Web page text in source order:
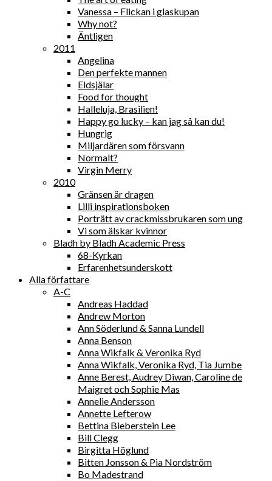
Vanessa – Flickan i glaskupan
Why not?
Äntligen
2011
Angelina
Den perfekte mannen
Eldsjälar
Food for thought
Halleluja, Brasilien!
Happy go lucky – kan jag så kan du!
Hungrig
Miljardären som försvann
Normalt?
Virgin Merry
2010
Gränsen är dragen
Lilli inspirationsboken
Porträtt av crackmissbrukaren som ung
Vi som älskar kvinnor
Bladh by Bladh Academic Press
68-Kyrkan
Erfarenhetsunderskott
Alla författare
A-C
Andreas Haddad
Andrew Morton
Ann Söderlund & Sanna Lundell
Anna Benson
Anna Wikfalk & Veronika Ryd
Anna Wikfalk, Veronika Ryd, Tia Jumbe
Anne Berest, Audrey Diwan, Caroline de
Maigret och Sophie Mas
Annelie Andersson
Annette Lefterow
Bettina Bieberstein Lee
Bill Clegg
Birgitta Höglund
Bitten Jonsson & Pia Nordström
Bo Madestrand